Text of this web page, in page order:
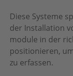
Diese Systeme
der Installation
module in der
positionieren,
zu erfassen.